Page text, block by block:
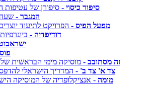
סיפור כיסוי - סיפורן של עטיפות
המגבר -
מפעל הפיס - הפרויקט לתיעוד
דודיפדיה -
זה מסתובב - מוסיקה מימי הבראשית של
צד א' צד ב' - המדריך הישראלי
מומה - אנציקלופדיה של המוסיקה